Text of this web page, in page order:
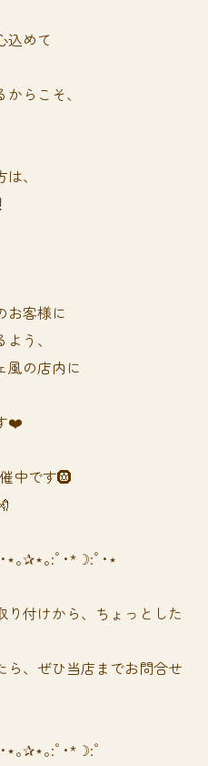
込めて
らこそ、
、
お客様に
う、
風の店内に
❤️
中です🛞
｡✰⋆｡:ﾟ･*☽:ﾟ･⋆
り付けから、ちょっとした
ら、ぜひ当店までお問合せ
｡✰⋆｡:ﾟ･*☽:ﾟ